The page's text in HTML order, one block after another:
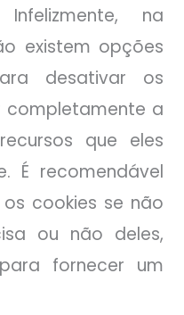
na
existem opções
desativar os
completamente a
que eles
É recomendável
cookies se não
ou não deles,
fornecer um